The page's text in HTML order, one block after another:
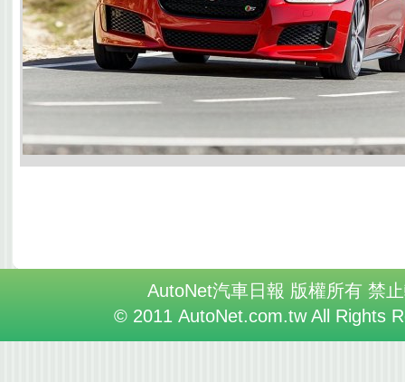
AutoNet汽車日報 版權所有 禁
© 2011 AutoNet.com.tw All Rights